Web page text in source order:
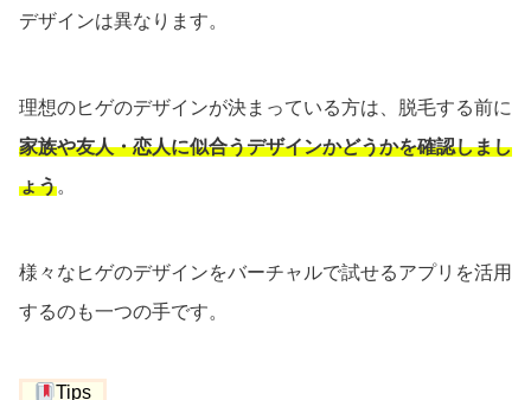
デザインは異なります。
理想のヒゲのデザインが決まっている方は、脱毛する前に
家族や友人・恋人に似合うデザインかどうかを確認しまし
ょう。
様々なヒゲのデザインをバーチャルで試せるアプリを活用
するのも一つの手です。
Tips